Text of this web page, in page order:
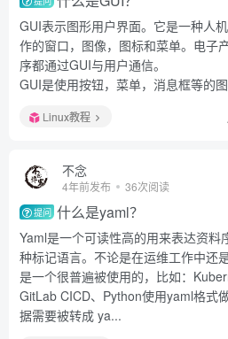
GUI表示图形用户界面。它是一种人
作的窗口，图像，图标和菜单。电子
序都通过GUI与用户通信。
GUI是使用按钮，菜单，消息框等的
Linux教程
不念
4年前发布 36次阅读
提问 什么是yaml？
Yaml是一个可读性高的用来表达资料
种标记语言。不论是在运维工作中还
是一个很普遍被使用的，比如：
GitLab CICD、Python使用yaml格式
据需要被转成 ya...